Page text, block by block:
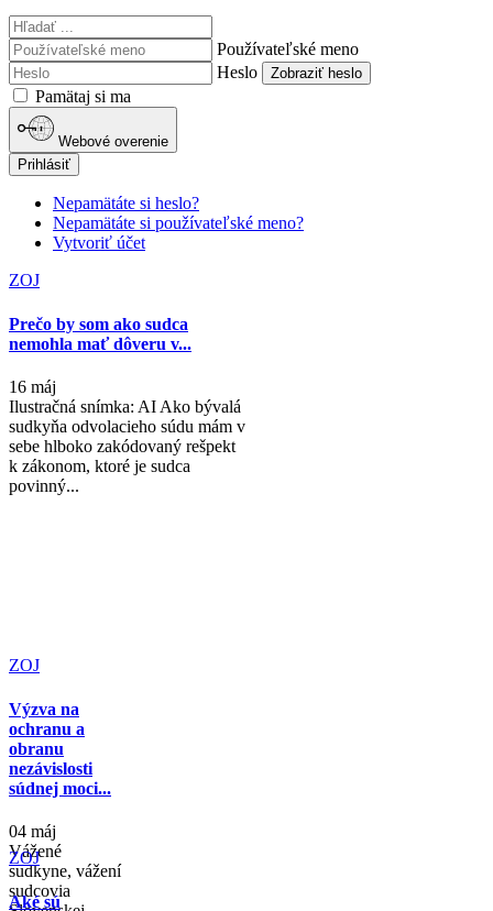
Používateľské meno
Heslo
Zobraziť heslo
Pamätaj si ma
Webové overenie
Prihlásiť
Nepamätáte si heslo?
Nepamätáte si používateľské meno?
Vytvoriť účet
ZOJ
Prečo by som ako sudca
nemohla mať dôveru v...
16 máj
Ilustračná snímka: AI Ako bývalá
sudkyňa odvolacieho súdu mám v
sebe hlboko zakódovaný rešpekt
k zákonom, ktoré je sudca
povinný...
ZOJ
Výzva na
ochranu a
obranu
nezávislosti
súdnej moci...
04 máj
Vážené
sudkyne, vážení
sudcovia
ZOJ
Aké sú